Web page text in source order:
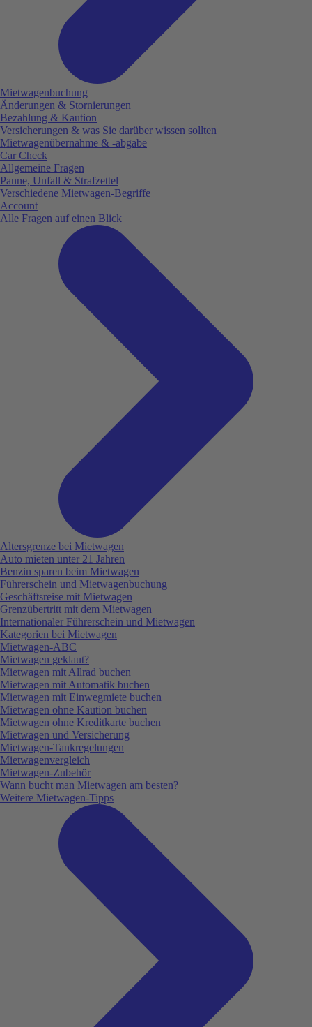
Mietwagenbuchung
Änderungen & Stornierungen
Bezahlung & Kaution
Versicherungen & was Sie darüber wissen sollten
Mietwagenübernahme & -abgabe
Car Check
Allgemeine Fragen
Panne, Unfall & Strafzettel
Verschiedene Mietwagen-Begriffe
Account
Alle Fragen auf einen Blick
Altersgrenze bei Mietwagen
Auto mieten unter 21 Jahren
Benzin sparen beim Mietwagen
Führerschein und Mietwagenbuchung
Geschäftsreise mit Mietwagen
Grenzübertritt mit dem Mietwagen
Internationaler Führerschein und Mietwagen
Kategorien bei Mietwagen
Mietwagen-ABC
Mietwagen geklaut?
Mietwagen mit Allrad buchen
Mietwagen mit Automatik buchen
Mietwagen mit Einwegmiete buchen
Mietwagen ohne Kaution buchen
Mietwagen ohne Kreditkarte buchen
Mietwagen und Versicherung
Mietwagen-Tankregelungen
Mietwagenvergleich
Mietwagen-Zubehör
Wann bucht man Mietwagen am besten?
Weitere Mietwagen-Tipps